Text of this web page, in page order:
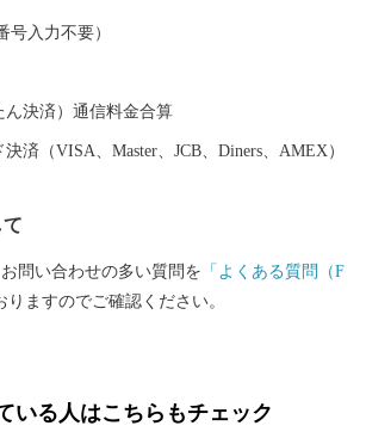
ら幸いです。 皆様の「こころのふるさと」
込めた返礼品をお送りします。 ぜひ実際
てください！ お待ちしております。
号入力不要）
ん決済）通信料金合算
済（VISA、Master、JCB、Diners、AMEX）
問い合わせの多い質問を 「よくある質問（F
りますのでご確認ください。
いる人はこちらもチェック